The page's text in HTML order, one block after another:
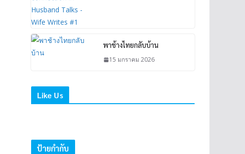
พาช้างไทยกลับบ้าน
15 มกราคม 2026
Like Us
ป้ายกำกับ